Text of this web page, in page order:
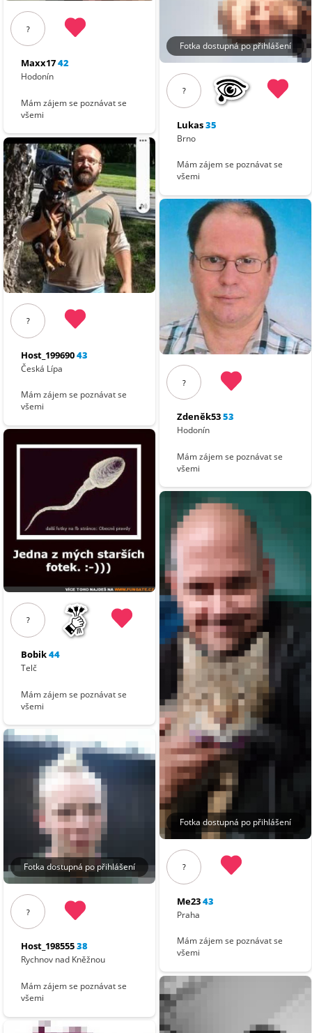
?
Maxx1742
Hodonín
Mám zájem se poznávat se
všemi
?
Host_19969043
Česká Lípa
Mám zájem se poznávat se
všemi
?
Bobik44
Telč
Mám zájem se poznávat se
všemi
Fotka dostupná po přihlášení
?
Host_19855538
Rychnov nad Kněžnou
Mám zájem se poznávat se
všemi
Fotka dostupná po přihlášení
?
Lukas35
Brno
Mám zájem se poznávat se
všemi
?
Zdeněk5353
Hodonín
Mám zájem se poznávat se
všemi
Fotka dostupná po přihlášení
?
Me2343
Praha
Mám zájem se poznávat se
všemi